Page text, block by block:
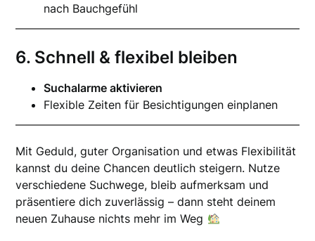
nach Bauchgefühl
6. Schnell & flexibel bleiben
Suchalarme aktivieren
Flexible Zeiten für Besichtigungen einplanen
Mit Geduld, guter Organisation und etwas Flexibilität
kannst du deine Chancen deutlich steigern. Nutze
verschiedene Suchwege, bleib aufmerksam und
präsentiere dich zuverlässig – dann steht deinem
neuen Zuhause nichts mehr im Weg